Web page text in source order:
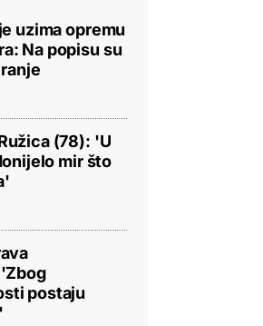
uzima opremu
Na popisu su
(78): 'U
mir što
postaju